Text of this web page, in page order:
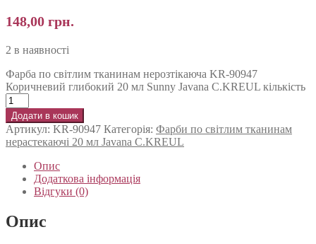
148,00 грн.
2 в наявності
Фарба по світлим тканинам нерозтікаюча KR-90947
Коричневий глибокий 20 мл Sunny Javana C.KREUL кількість
Додати в кошик
Артикул: KR-90947 Категорія: Фарби по світлим тканинам
нерастекаючі 20 мл Javana C.KREUL
Опис
Додаткова інформація
Відгуки (0)
Опис